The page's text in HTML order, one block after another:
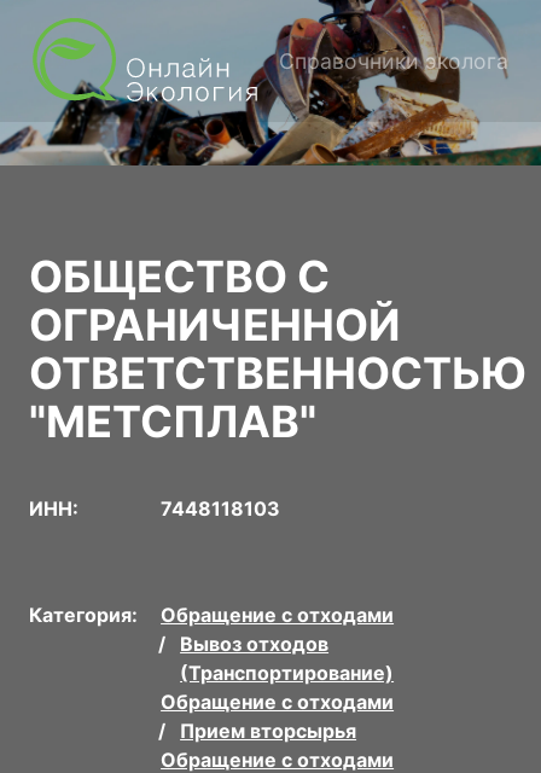
Справочники эколога
ОБЩЕСТВО С
ОГРАНИЧЕННОЙ
ОТВЕТСТВЕННОСТЬЮ
"МЕТСПЛАВ"
ИНН: 7448118103
Категория:
Обращение с отходами
Вывоз отходов
(Транспортирование)
Обращение с отходами
Прием вторсырья
Обращение с отходами